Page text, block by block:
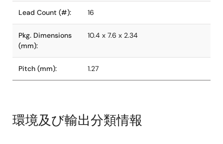
Lead Count (#): 16
Pkg. Dimensions
(mm):
10.4 x 7.6 x 2.34
Pitch (mm): 1.27
環境及び輸出分類情報